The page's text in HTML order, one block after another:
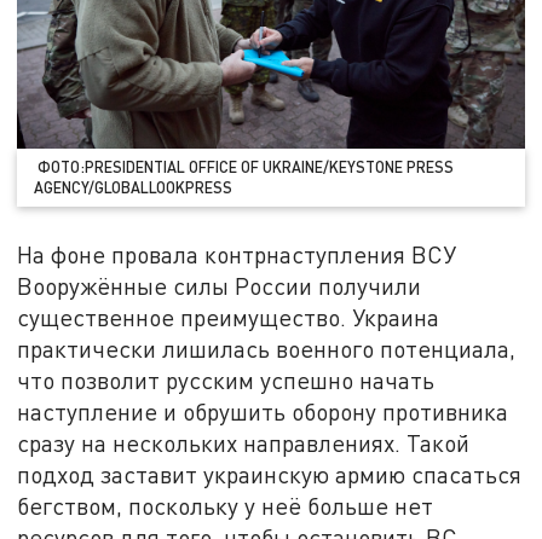
ФОТО:PRESIDENTIALOFFICE OF UKRAINE/KEYSTONEPRESS
AGENCY/GLOBALLOOKPRESS
На фоне провала контрнаступления ВСУ
Вооружённые силы России получили
существенное преимущество. Украина
практически лишилась военного потенциала,
что позволит русским успешно начать
наступление и обрушить оборону противника
сразу на нескольких направлениях. Такой
подход заставит украинскую армию спасаться
бегством, поскольку у неё больше нет